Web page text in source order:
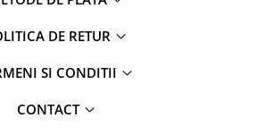
DE RETUR
SI CONDITII
CONTACT